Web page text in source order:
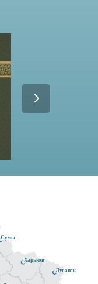
Сумы
Луганск
Харьков